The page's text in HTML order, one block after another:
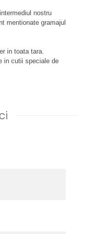
nostru
mentionate gramajul
in toata tara.
in cutii speciale de